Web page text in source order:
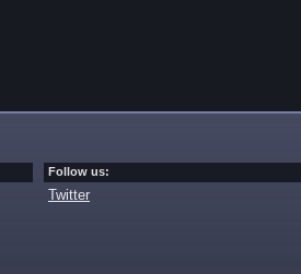
Follow us:
Twitter